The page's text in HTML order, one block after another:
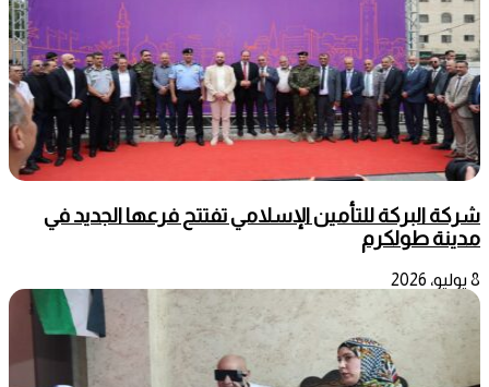
شركة البركة للتأمين الإسلامي تفتتح فرعها الجديد في
مدينة طولكرم
8 يوليو، 2026